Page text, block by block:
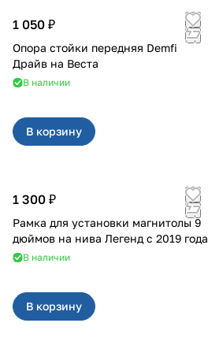
1 050 ₽
Опора стойки передняя Demfi
Драйв на Веста
В наличии
В корзину
1 300 ₽
Рамка для установки магнитолы 9
дюймов на нива Легенд с 2019 года
В наличии
В корзину